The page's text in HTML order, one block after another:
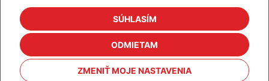
SÚHLASÍM
ODMIETAM
ZMENIŤ MOJE NASTAVENIA
Kalkulačky
Cenníky
Na stiahnutie
Referencie
Kontakt